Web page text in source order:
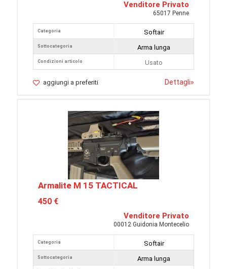
Venditore Privato
65017 Penne
Categoria
Sottocategoria
Condizioni articolo
Softair
Arma lunga
Usato
aggiungi a preferiti Dettagli»
Armalite M 15 TACTICAL
450 €
Venditore Privato
00012 Guidonia Montecelio
Categoria
Sottocategoria
Softair
Arma lunga